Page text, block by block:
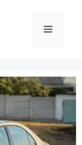
Меню